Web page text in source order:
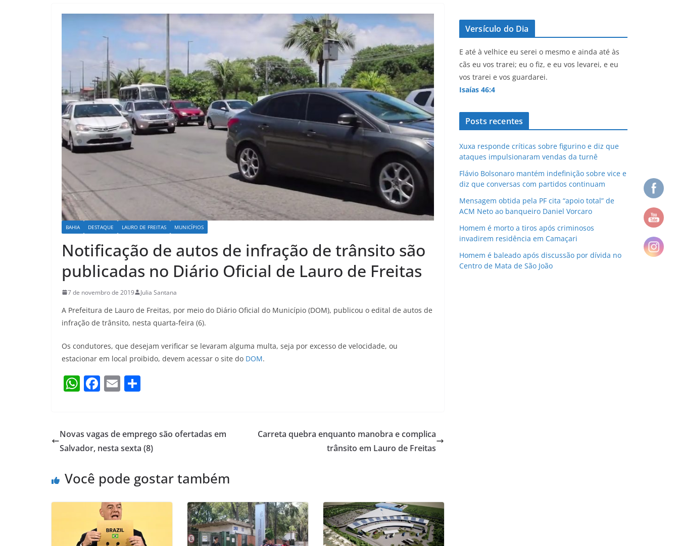
BAHIA DESTAQUE LAURO DE FREITAS MUNICÍPIOS
Notificação de autos de infração de trânsito são
publicadas no Diário Oficial de Lauro de Freitas
7 de novembro de 2019 Julia Santana
A Prefeitura de Lauro de Freitas, por meio do Diário Oficial do Município (DOM), publicou o edital de autos de
infração de trânsito, nesta quarta-feira (6).
Os condutores, que desejam verificar se levaram alguma multa, seja por excesso de velocidade, ou
estacionar em local proibido, devem acessar o site do DOM.
W
s
A
p
F
e
b
o
k
E
l e
Novas vagas de emprego são ofertadas em
Salvador, nesta sexta (8)
Carreta quebra enquanto manobra e complica
trânsito em Lauro de Freitas
Você pode gostar também
Versículo do Dia
E até à velhice eu serei o mesmo e ainda até às
cãs eu vos trarei; eu o fiz, e eu vos levarei, e eu
vos trarei e vos guardarei.
Isaías 46:4
Posts recentes
Xuxa responde críticas sobre figurino e diz que
ataques impulsionaram vendas da turnê
Flávio Bolsonaro mantém indefinição sobre vice e
diz que conversas com partidos continuam
Mensagem obtida pela PF cita “apoio total” de
ACM Neto ao banqueiro Daniel Vorcaro
Homem é morto a tiros após criminosos
invadirem residência em Camaçari
Homem é baleado após discussão por dívida no
Centro de Mata de São João